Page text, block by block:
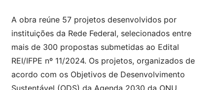
A obra reúne 57 projetos desenvolvidos por
instituições da Rede Federal, selecionados entre
mais de 300 propostas submetidas ao Edital
REI/IFPE nº 11/2024. Os projetos, organizados de
acordo com os Objetivos de Desenvolvimento
Sustentável (ODS) da Agenda 2030 da ONU,